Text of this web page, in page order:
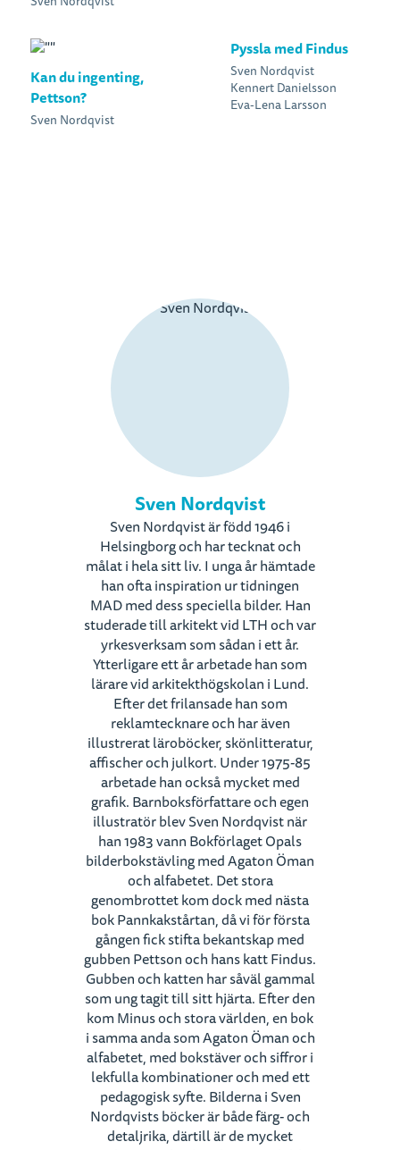
Kan du ingenting,
Pettson?
Sven Nordqvist
Pyssla med Findus
Sven Nordqvist
Kennert Danielsson
Eva-Lena Larsson
Sven Nordqvist
Sven Nordqvist är född 1946 i
Helsingborg och har tecknat och
målat i hela sitt liv. I unga år hämtade
han ofta inspiration ur tidningen
MAD med dess speciella bilder. Han
studerade till arkitekt vid LTH och var
yrkesverksam som sådan i ett år.
Ytterligare ett år arbetade han som
lärare vid arkitekthögskolan i Lund.
Efter det frilansade han som
reklamtecknare och har även
illustrerat läroböcker, skönlitteratur,
affischer och julkort. Under 1975-85
arbetade han också mycket med
grafik. Barnboksförfattare och egen
illustratör blev Sven Nordqvist när
han 1983 vann Bokförlaget Opals
bilderbokstävling med Agaton Öman
och alfabetet. Det stora
genombrottet kom dock med nästa
bok Pannkakstårtan, då vi för första
gången fick stifta bekantskap med
gubben Pettson och hans katt Findus.
Gubben och katten har såväl gammal
som ung tagit till sitt hjärta. Efter den
kom Minus och stora världen, en bok
i samma anda som Agaton Öman och
alfabetet, med bokstäver och siffror i
lekfulla kombinationer och med ett
pedagogisk syfte. Bilderna i Sven
Nordqvists böcker är både färg- och
detaljrika, därtill är de mycket